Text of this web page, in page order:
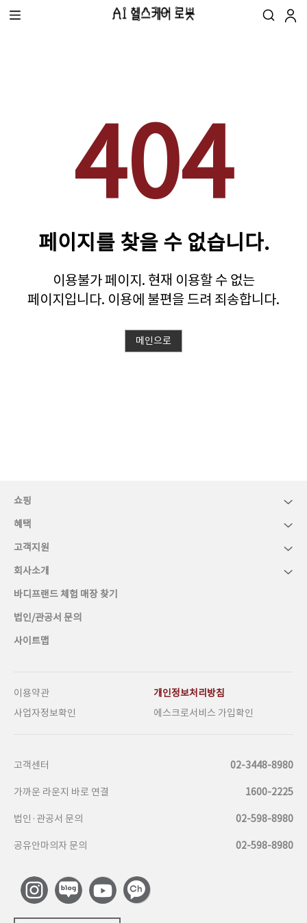
404
페이지를 찾을 수 없습니다.
이용불가 페이지. 현재 이용할 수 없는
페이지입니다. 이용에 불편을 드려 죄송합니다.
메인으로
쇼핑
혜택
고객지원
회사소개
바디프랜드 체험 매장 찾기
법인/관공서 문의
사이트맵
이용약관
개인정보처리방침
사업자정보확인
에스크로서비스 가입확인
고객센터 02-3448-8980
가까운 라운지 바로 연결 1600-2225
법인·관공서 문의 02-598-8980
공유안마의자 문의 02-598-8980